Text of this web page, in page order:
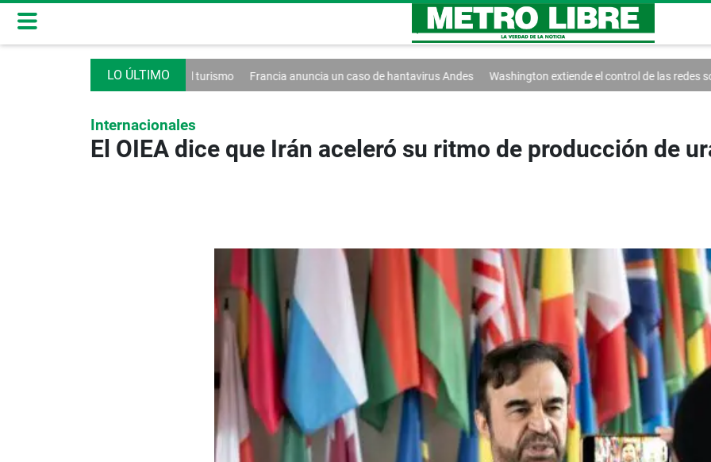
un decreto contra el turismo Francia anuncia un caso de hantavirus Andes Washington extiende el control de las redes sociales
Internacionales
El OIEA dice que Irán aceleró su ritmo de producción de